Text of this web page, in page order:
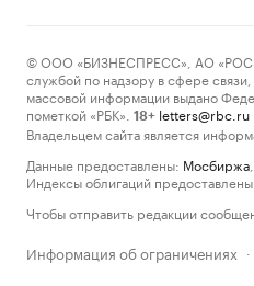
© ООО «БИЗНЕСПРЕСС», АО
службой по надзору в сфере
массовой информации выдано
пометкой «РБК».
18+ letters@rbc.ru
Владельцем сайта является
Данные предоставлены: Мосбиржа
Индексы облигаций
Чтобы отправить редакции
Информация об ограничениях ·